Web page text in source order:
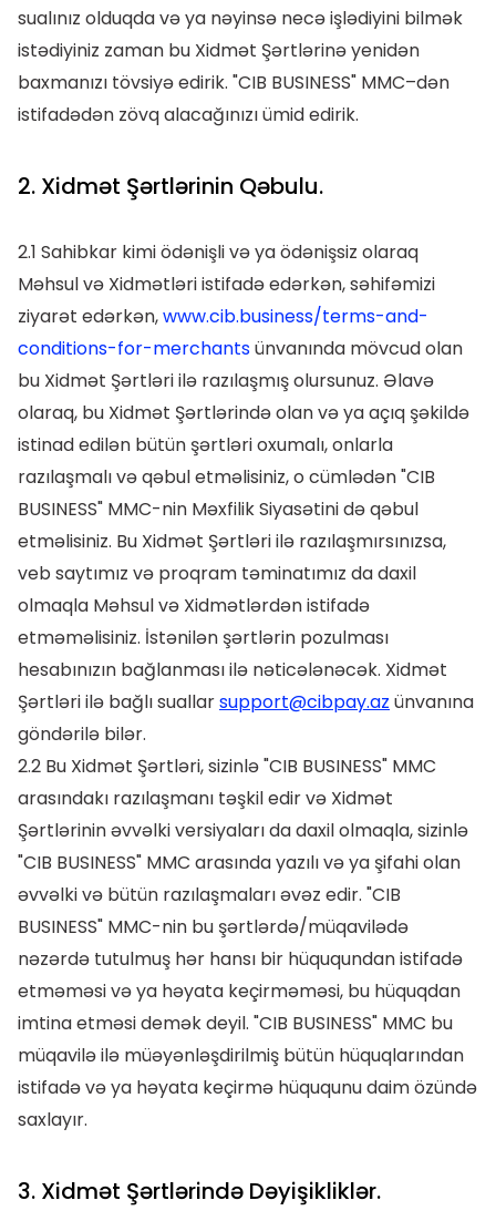
sualınız olduqda və ya nəyinsə necə işlədiyini bilmək
istədiyiniz zaman bu Xidmət Şərtlərinə yenidən
baxmanızı tövsiyə edirik. "CIB BUSINESS" MMC–dən
istifadədən zövq alacağınızı ümid edirik.
2. Xidmət Şərtlərinin Qəbulu.
2.1 Sahibkar kimi ödənişli və ya ödənişsiz olaraq
Məhsul və Xidmətləri istifadə edərkən, səhifəmizi
ziyarət edərkən,www.cib.business/terms-and-
conditions-for-merchantsünvanında mövcud olan
bu Xidmət Şərtləri ilə razılaşmış olursunuz. Əlavə
olaraq, bu Xidmət Şərtlərində olan və ya açıq şəkildə
istinad edilən bütün şərtləri oxumalı, onlarla
razılaşmalı və qəbul etməlisiniz, o cümlədən "CIB
BUSINESS" MMC-nin Məxfilik Siyasətini də qəbul
etməlisiniz. Bu Xidmət Şərtləri ilə razılaşmırsınızsa,
veb saytımız və proqram təminatımız da daxil
olmaqla Məhsul və Xidmətlərdən istifadə
etməməlisiniz. İstənilən şərtlərin pozulması
hesabınızın bağlanması ilə nəticələnəcək. Xidmət
Şərtləri ilə bağlı suallarsupport@cibpay.az ünvanına
göndərilə bilər.
2.2 Bu Xidmət Şərtləri, sizinlə "CIB BUSINESS" MMC
arasındakı razılaşmanı təşkil edir və Xidmət
Şərtlərinin əvvəlki versiyaları da daxil olmaqla, sizinlə
"CIB BUSINESS" MMC arasında yazılı və ya şifahi olan
əvvəlki və bütün razılaşmaları əvəz edir. "CIB
BUSINESS" MMC-nin bu şərtlərdə/müqavilədə
nəzərdə tutulmuş hər hansı bir hüququndan istifadə
etməməsi və ya həyata keçirməməsi, bu hüquqdan
imtina etməsi demək deyil. "CIB BUSINESS" MMC bu
müqavilə ilə müəyənləşdirilmiş bütün hüquqlarından
istifadə və ya həyata keçirmə hüququnu daim özündə
saxlayır.
3. Xidmət Şərtlərində Dəyişikliklər.